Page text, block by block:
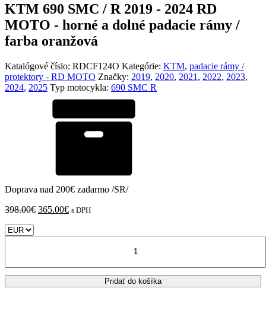
KTM 690 SMC / R 2019 - 2024 RD
MOTO - horné a dolné padacie rámy /
farba oranžová
Katalógové číslo: RDCF124O Kategórie: KTM, padacie rámy /
protektory - RD MOTO Značky: 2019, 2020, 2021 , 2022, 2023,
2024, 2025 Typ motocykla: 690 SMC R
Doprava nad 200€ zadarmo /SR/
398.00€ Pôvodná
365.00€Aktuálna
s DPH
Pridať do košíka